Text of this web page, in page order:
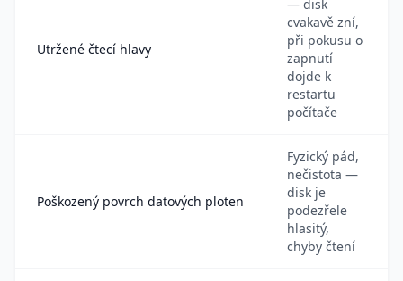
Utržené čtecí hlavy
— disk
cvakavě zní,
při pokusu o
zapnutí
dojde k
restartu
počítače
Poškozený povrch datových ploten
Fyzický pád,
nečistota —
disk je
podezřele
hlasitý,
chyby čtení